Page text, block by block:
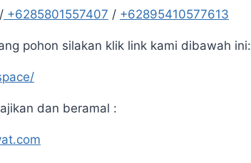
/ +6285801557407 / +62895410577613
pohon silakan klik link kami dibawah ini:
dan beramal :